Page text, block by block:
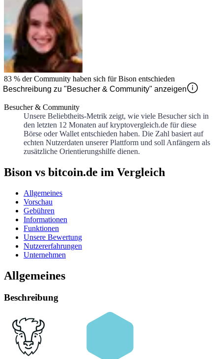
83 % der Community haben sich fürBison entschieden
Beschreibung zu "Besucher & Community" anzeigen
Besucher & Community
Unsere Beliebtheits-Metrik zeigt, wie viele Besucher sich in
den letzten 12 Monaten auf kryptovergleich.de für diese
Börse oder Wallet entschieden haben. Die Zahl basiert auf
echten Nutzerdaten unserer Plattform und soll Anfängern als
zusätzliche Orientierungshilfe dienen.
Bison vs bitcoin.de im Vergleich
Allgemeines
Vorschau
Gebühren
Informationen
Funktionen
Unsere Bewertung
Nutzererfahrungen
Unternehmen
Allgemeines
Beschreibung